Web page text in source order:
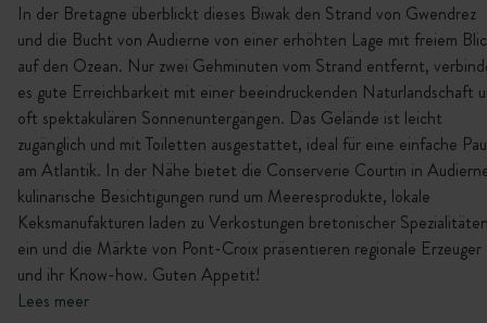
In der Bretagne überblickt dieses Biwak den Strand von Gwendrez
und die Bucht von Audierne von einer erhöhten Lage mit freiem
auf den Ozean. Nur zwei Gehminuten vom Strand entfernt,
es gute Erreichbarkeit mit einer beeindruckenden Naturlandschaft
oft spektakulären Sonnenuntergängen. Das Gelände ist leicht
zugänglich und mit Toiletten ausgestattet, ideal für eine einfache
am Atlantik. In der Nähe bietet die Conserverie Courtin in
kulinarische Besichtigungen rund um Meeresprodukte, lokale
Keksmanufakturen laden zu Verkostungen bretonischer
ein und die Märkte von Pont-Croix präsentieren regionale Erzeuger
und ihr Know-how. Guten Appetit!
Lees meer